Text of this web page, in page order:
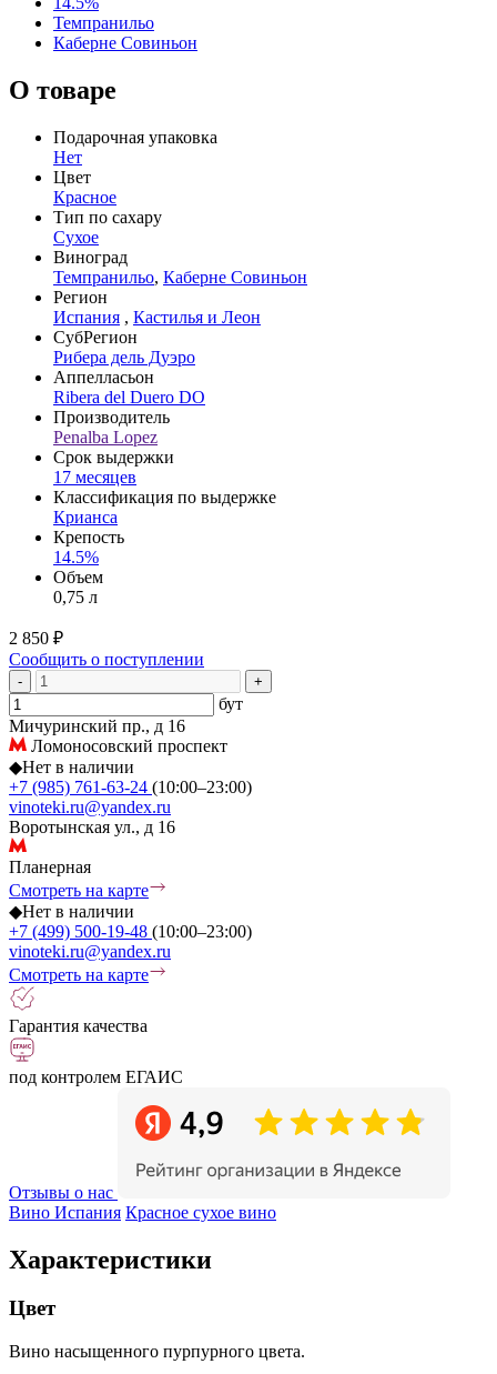
Темпранильо
Каберне Совиньон
О товаре
Подарочная упаковка
Нет
Цвет
Красное
Тип по сахару
Сухое
Виноград
Темпранильо, Каберне Совиньон
Регион
Испания , Кастилья и Леон
СубРегион
Рибера дель Дуэро
Аппелласьон
Ribera del Duero DO
Производитель
Penalba Lopez
Срок выдержки
17 месяцев
Классификация по выдержке
Крианса
Крепость
14.5%
Объем
0,75 л
2 850 ₽
Сообщить о поступлении
- +
бут
Мичуринский пр., д 16
Ломоносовский проспект
◆Нет в наличии
+7 (985) 761-63-24 (10:00–23:00)
vinoteki.ru@yandex.ru
Воротынская ул., д 16
Планерная
Смотреть на карте
◆Нет в наличии
+7 (499) 500-19-48 (10:00–23:00)
vinoteki.ru@yandex.ru
Смотреть на карте
Гарантия качества
под контролем ЕГАИС
Отзывы о нас
Вино Испания Красное сухое вино
Характеристики
Цвет
Вино насыщенного пурпурного цвета.